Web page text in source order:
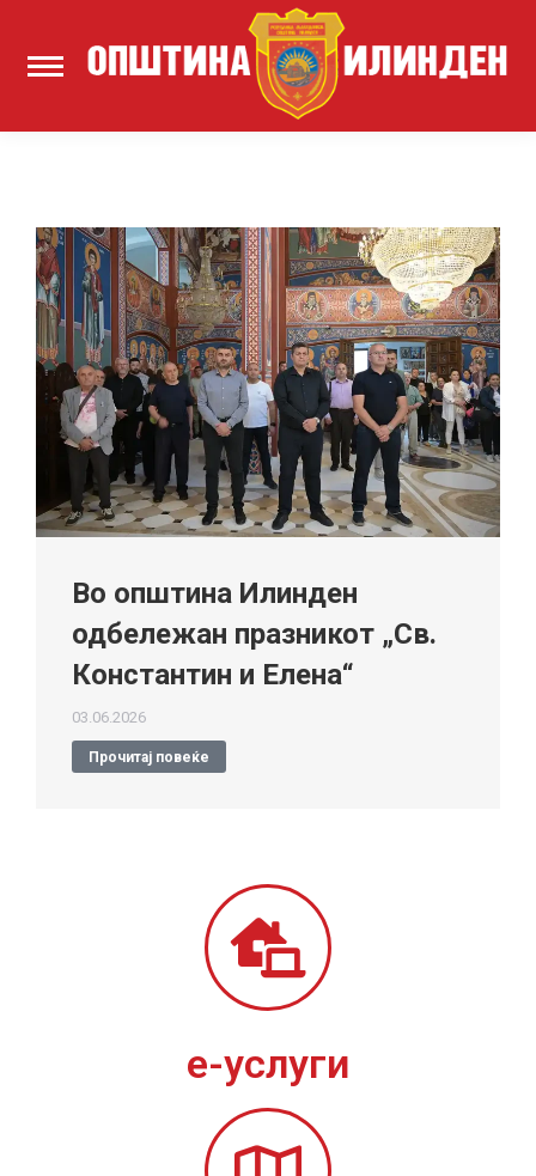
Во општина Илинден
одбележан празникот „Св.
Константин и Елена“
03.06.2026
Прочитај повеќе
е-услуги